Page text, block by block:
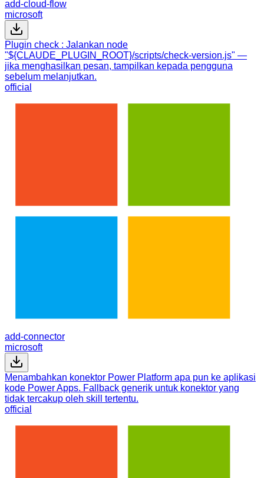
add-cloud-flow
microsoft
Plugin check : Jalankan node
"${CLAUDE_PLUGIN_ROOT}/scripts/check-version.js" —
jika menghasilkan pesan, tampilkan kepada pengguna
sebelum melanjutkan.
official
add-connector
microsoft
Menambahkan konektor Power Platform apa pun ke aplikasi
kode Power Apps. Fallback generik untuk konektor yang
tidak tercakup oleh skill tertentu.
official